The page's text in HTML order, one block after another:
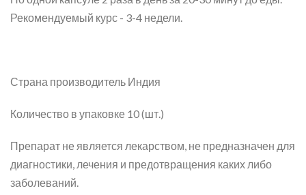
Рекомендуемый курс - 3-4 недели.
Страна производитель Индия
Количество в упаковке 10 (шт.)
Препарат не является лекарством, не предназначен для
диагностики, лечения и предотвращения каких либо
заболеваний.